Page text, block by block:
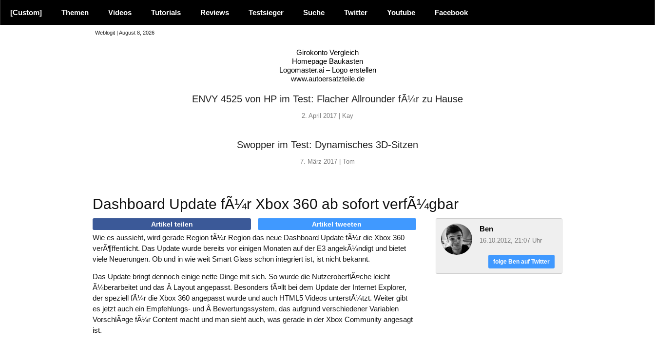
[Custom] Themen Videos Tutorials Reviews Testsieger Suche Twitter Youtube Facebook
Weblogit | August 8, 2026
Girokonto Vergleich
Homepage Baukasten
Logomaster.ai – Logo erstellen
www.autoersatzteile.de
ENVY 4525 von HP im Test: Flacher Allrounder fÃ¼r zu Hause
2. April 2017 | Kay
Swopper im Test: Dynamisches 3D-Sitzen
7. März 2017 | Tom
Empfehlung
Dashboard Update fÃ¼r Xbox 360 ab sofort verfÃ¼gbar
Artikel teilen Artikel tweeten
Wie es aussieht, wird gerade Region fÃ¼r Region das neue Dashboard Update fÃ¼r die Xbox 360
verÃ¶ffentlicht. Das Update wurde bereits vor einigen Monaten auf der E3 angekÃ¼ndigt und bietet
viele Neuerungen. Ob und in wie weit Smart Glass schon integriert ist, ist nicht bekannt.
Das Update bringt dennoch einige nette Dinge mit sich. So wurde die NutzeroberflÃ¤che leicht
Ã¼berarbeitet und das Â Layout angepasst. Besonders fÃ¤llt bei dem Update der Internet Explorer,
der speziell fÃ¼r die Xbox 360 angepasst wurde und auch HTML5 Videos unterstÃ¼tzt. Weiter gibt
es jetzt auch ein Empfehlungs- und Â Bewertungssystem, das aufgrund verschiedener Variablen
VorschlÃ¤ge fÃ¼r Content macht und man sieht auch, was gerade in der Xbox Community angesagt
ist.
Ben
16.10.2012, 21:07 Uhr
folge Ben auf Twitter